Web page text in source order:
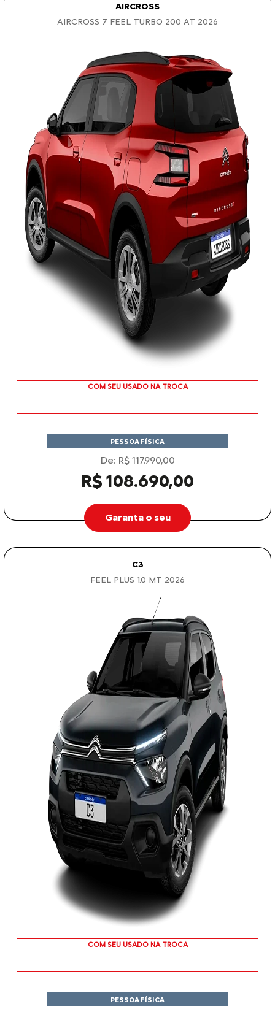
AIRCROSS
AIRCROSS 7 FEEL TURBO 200 AT 2026
COM SEU USADO NA TROCA
PESSOA FÍSICA
De: R$ 117.990,00
R$ 108.690,00
Garanta o seu
C3
FEEL PLUS 1.0 MT 2026
COM SEU USADO NA TROCA
PESSOA FÍSICA